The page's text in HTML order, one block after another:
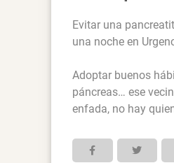
Evitar una
una noche en
Adoptar buenos
páncreas… ese
enfada, no hay